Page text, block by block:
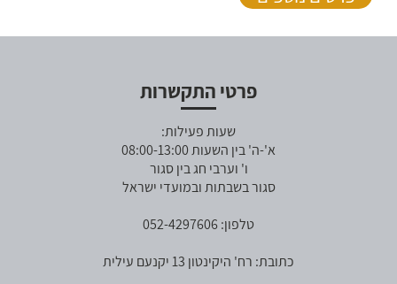
פרטי התקשרות
שעות פעילות:
א'-ה' בין השעות 08:00-13:00
ו' וערבי חג בין סגור
סגור בשבתות ובמועדי ישראל
טלפון: 052-4297606
כתובת: רח' היקינטון 13 יקנעם עילית